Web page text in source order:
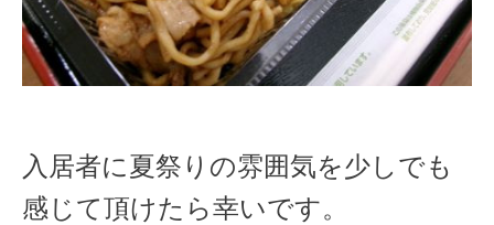
入居者に夏祭りの雰囲気を少しでも
感じて頂けたら幸いです。